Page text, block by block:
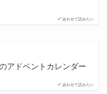
あわせて読みたい
あわせて読みたい
アドベントカレンダー